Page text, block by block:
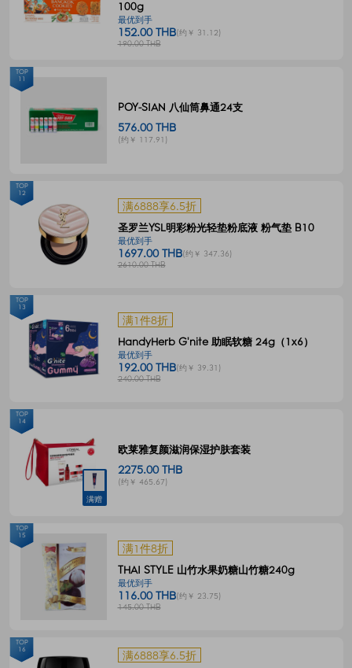
100g
最优到手
152.00 THB(约￥ 31.12)
190.00 THB
POY-SIAN 八仙筒鼻通24支
576.00 THB
(约￥ 117.91)
TOP
11
满6888享6.5折
圣罗兰YSL明彩粉光轻垫粉底液 粉气垫 B10
最优到手
1697.00 THB(约￥ 347.36)
2610.00 THB
TOP
12
满1件8折
HandyHerb G'nite 助眠软糖 24g（1x6）
最优到手
192.00 THB(约￥ 39.31)
240.00 THB
TOP
13
满赠
欧莱雅复颜滋润保湿护肤套装
2275.00 THB
(约￥ 465.67)
TOP
14
满1件8折
THAI STYLE 山竹水果奶糖山竹糖240g
最优到手
116.00 THB(约￥ 23.75)
145.00 THB
TOP
15
满6888享6.5折
TOP
16